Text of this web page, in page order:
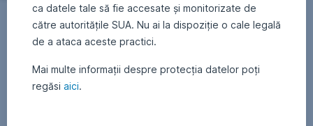
ca datele tale să fie accesate și monitorizate de
către autoritățile SUA. Nu ai la dispoziție o cale legală
de a ataca aceste practici.
Mai multe informații despre protecția datelor poți
regăsi aici.